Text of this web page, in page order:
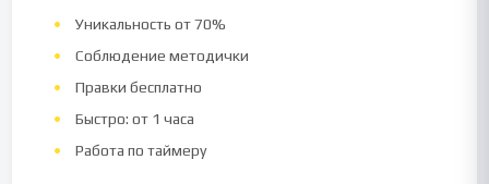
Уникальность от 70%
Соблюдение методички
Правки бесплатно
Быстро: от 1 часа
Работа по таймеру